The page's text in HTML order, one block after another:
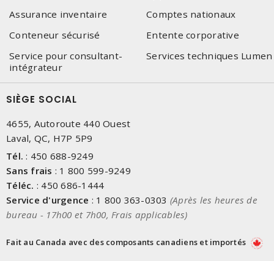
Assurance inventaire
Comptes nationaux
Conteneur sécurisé
Entente corporative
Service pour consultant-
intégrateur
Services techniques Lumen
SIÈGE SOCIAL
4655, Autoroute 440 Ouest
Laval, QC, H7P 5P9
Tél. : 450 688-9249
Sans frais : 1 800 599-9249
Téléc. : 450 686-1444
Service d'urgence : 1 800 363-0303 (Après les heures de
bureau - 17h00 et 7h00, Frais applicables)
Fait au Canada avec des composants canadiens et importés